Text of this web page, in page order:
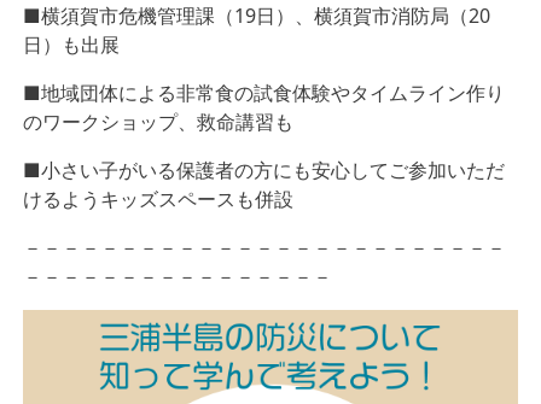
■横須賀市危機管理課（19日）、横須賀市消防局（20
日）も出展
■地域団体による非常食の試食体験やタイムライン作り
のワークショップ、救命講習も
■小さい子がいる保護者の方にも安心してご参加いただ
けるようキッズスペースも併設
－－－－－－－－－－－－－－－－－－－－－－－－－
－－－－－－－－－－－－－－－－